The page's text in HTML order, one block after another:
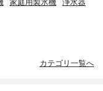
家庭用製氷機 浄水器
カテゴリ一覧へ